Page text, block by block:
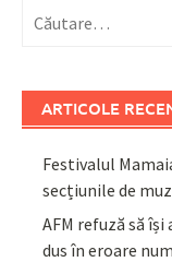
după:
ARTICOLE
Festivalul
secțiunile de
AFM refuză să
dus în eroare